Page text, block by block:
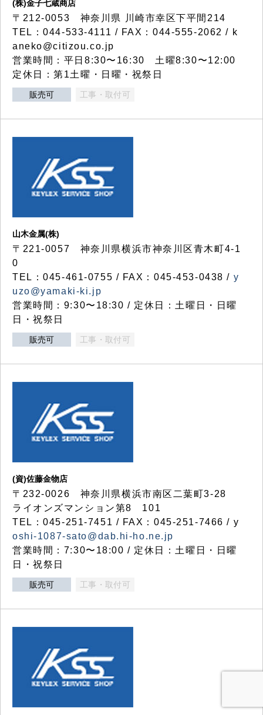
(株)金子七蔵商店
〒212-0053 神奈川県 川崎市幸区下平間214
TEL：044-533-4111 / FAX：044-555-2062 / k
aneko@citizou.co.jp
営業時間：平日8:30〜16:30 土曜8:30〜12:00
定休日：第1土曜・日曜・祝祭日
販売可 工事・取付可
山木金属(株)
〒221-0057 神奈川県横浜市神奈川区青木町4-1
0
TEL：045-461-0755 / FAX：045-453-0438 / y
uzo@yamaki-ki.jp
営業時間：9:30〜18:30 / 定休日：土曜日・日曜
日・祝祭日
販売可 工事・取付可
(資)佐藤金物店
〒232-0026 神奈川県横浜市南区二葉町3-28
ライオンズマンション第8 101
TEL：045-251-7451 / FAX：045-251-7466 / y
oshi-1087-sato@dab.hi-ho.ne.jp
営業時間：7:30〜18:00 / 定休日：土曜日・日曜
日・祝祭日
販売可 工事・取付可